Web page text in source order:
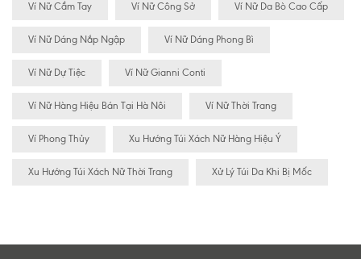
Ví Nữ Cầm Tay Ví Nữ Công Sở Ví Nữ Da Bò Cao Cấp
Ví Nữ Dáng Nắp Ngập Ví Nữ Dáng Phong Bì
Ví Nữ Dự Tiệc Ví Nữ Gianni Conti
Ví Nữ Hàng Hiệu Bán Tại Hà Nôi Ví Nữ Thời Trang
Ví Phong Thủy Xu Hướng Túi Xách Nữ Hàng Hiệu Ý
Xu Hướng Túi Xách Nữ Thời Trang Xử Lý Túi Da Khi Bị Mốc